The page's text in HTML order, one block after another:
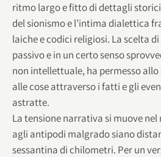
ritmo largo e fitto di dettagli
del sionismo e l’intima dialettica
laiche e codici religiosi. La scelta
passivo e in un certo senso
non intellettuale, ha permesso
alle cose attraverso i fatti e gli
astratte.
La tensione narrativa si muove
agli antipodi malgrado siano
sessantina di chilometri. Per un